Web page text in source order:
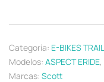
Categoría: E-BIKES TRAIL
Modelos: ASPECT ERIDE,
Marcas: Scott